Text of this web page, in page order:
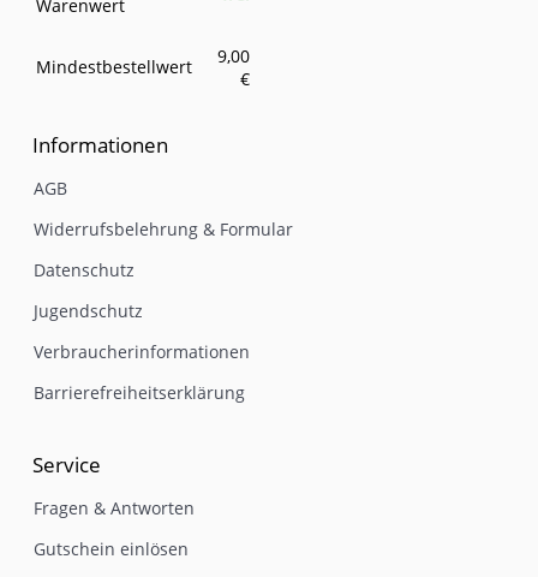
Warenwert
Mindestbestellwert
9,00
€
Informationen
AGB
Widerrufsbelehrung & Formular
Datenschutz
Jugendschutz
Verbraucherinformationen
Barrierefreiheitserklärung
Service
Fragen & Antworten
Gutschein einlösen